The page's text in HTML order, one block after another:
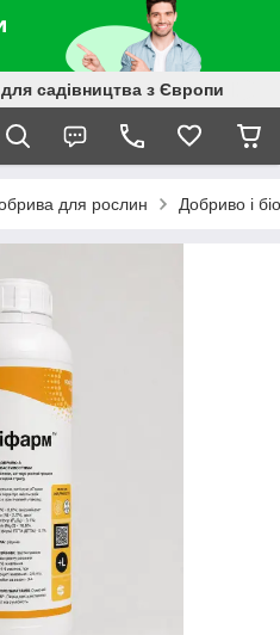
садівництва з Європи
для рослин Добриво і